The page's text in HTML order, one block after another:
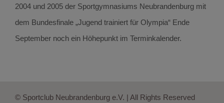
2004 und 2005 der Sportgymnasiums Neubrandenburg mit
dem Bundesfinale „Jugend trainiert für Olympia“ Ende
September noch ein Höhepunkt im Terminkalender.
© Sportclub Neubrandenburg e.V. | All Rights Reserved